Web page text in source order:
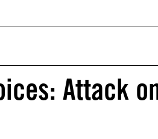
Attack